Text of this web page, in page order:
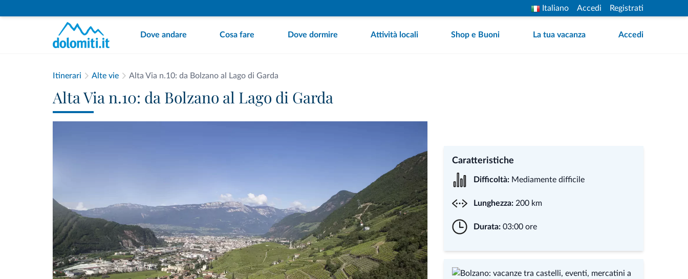
Italiano Accedi Registrati
Dove andare Cosa fare Dove dormire Attività locali Shop e Buoni La tua vacanza Accedi
Itinerari Alte vie Alta Via n.10: da Bolzano al Lago di Garda
Alta Via n.10: da Bolzano al Lago di Garda
Caratteristiche
Difficoltà: Mediamente difficile
Lunghezza: 200 km
Durata: 03:00 ore